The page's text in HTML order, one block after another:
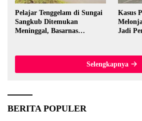
Pelajar Tenggelam di Sungai
Sangkub Ditemukan
Meninggal, Basarnas
Kasus
Jadi
Selengkapnya
BERITA POPULER